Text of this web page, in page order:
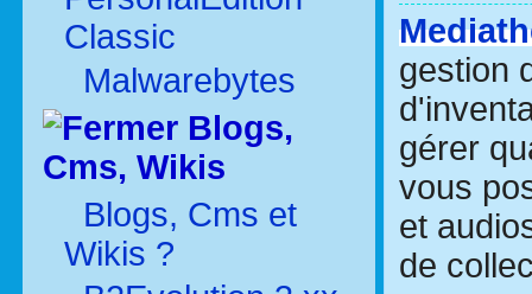
Classic
Malwarebytes
Blogs,
Cms, Wikis
Blogs, Cms et
Wikis ?
gestion
gérer
vous
et
de